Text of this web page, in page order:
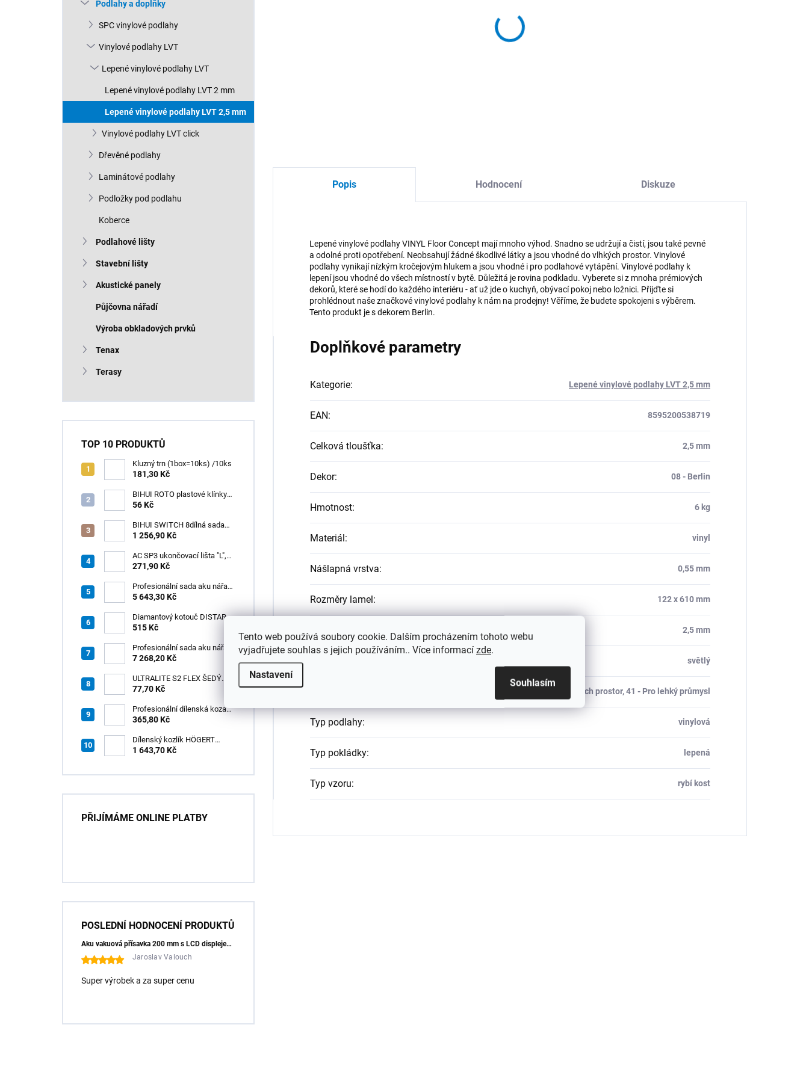
Tento web používá soubory cookie. Dalším procházením tohoto webu
vyjadřujete souhlas s jejich používáním.. Více informací zde.
Nastavení
Souhlasím
Podlahy a doplňky
SPC vinylové podlahy
Vinylové podlahy LVT
Lepené vinylové podlahy LVT
Lepené vinylové podlahy LVT 2 mm
Lepené vinylové podlahy LVT 2,5 mm
Vinylové podlahy LVT click
Dřevěné podlahy
Laminátové podlahy
Podložky pod podlahu
Koberce
Podlahové lišty
Stavební lišty
Akustické panely
Půjčovna nářadí
Výroba obkladových prvků
Tenax
Terasy
TOP 10 PRODUKTŮ
Kluzný trn (1box=10ks) /10ks
181,30 Kč
BIHUI ROTO plastové klínky
1–13 mm – balení 50 ks
56 Kč
BIHUI SWITCH 8dílná sada
zubových hladítek INOX –
boxu
1 256,90 Kč
AC SP3 ukončovací lišta "L",
PREMIUM, hliník elox titan, v:
271,90 Kč
Profesionální sada aku nářadí
3v1 HÖGERT
5 643,30 Kč
Diamantový kotouč DISTAR
GREEN CUT
Z60
515 Kč
Profesionální sada aku nářadí
3v1 20V HÖGERT
7 268,20 Kč
ULTRALITE S2 FLEX ŠEDÝ
/15kg
77,70 Kč
Profesionální dílenská koza
HÖGERT HT7G550
365,80 Kč
Dílenský kozlík HÖGERT
HT7G551
1 643,70 Kč
PŘIJÍMÁME ONLINE PLATBY
POSLEDNÍ HODNOCENÍ PRODUKTŮ
Aku vakuová přísavka 200 mm s LCD displejem (150 kg) - HÖGERT HT3B355
Jaroslav Valouch
Super výrobek a za super cenu
MOŽNOSTI DORUČENÍ
Popis Hodnocení Diskuze
Lepené vinylové podlahy VINYL Floor Concept mají mnoho výhod. Snadno se udržují a čistí, jsou také pevné
a odolné proti opotřebení. Neobsahují žádné škodlivé látky a jsou vhodné do vlhkých prostor. Vinylové
podlahy vynikají nízkým kročejovým hlukem a jsou vhodné i pro podlahové vytápění. Vinylové podlahy k
lepení jsou vhodné do všech místností v bytě. Důležitá je rovina podkladu. Vyberete si z mnoha prémiových
dekorů, které se hodí do každého interiéru - ať už jde o kuchyň, obývací pokoj nebo ložnici. Přijďte si
prohlédnout naše značkové vinylové podlahy k nám na prodejny! Věříme, že budete spokojeni s výběrem.
Tento produkt je s dekorem Berlin.
Doplňkové parametry
Kategorie: Lepené vinylové podlahy LVT 2,5 mm
EAN: 8595200538719
Celková tloušťka: 2,5 mm
Dekor: 08 - Berlin
Hmotnost: 6 kg
Materiál: vinyl
Nášlapná vrstva: 0,55 mm
Rozměry lamel: 122 x 610 mm
Tloušťka jádra : 2,5 mm
světlý
32 - Do komerčních prostor, 41 - Pro lehký průmysl
Typ podlahy: vinylová
Typ pokládky: lepená
Typ vzoru: rybí kost